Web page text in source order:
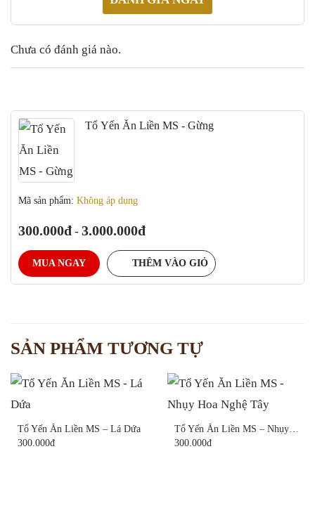
Chưa có đánh giá nào.
Tổ Yến Ăn Liền MS - Gừng
Mã sản phẩm: Không áp dụng
300.000 - 3.000.000
MUA NGAY THÊM VÀO GIỎ
SẢN PHẨM TƯƠNG TỰ
Tổ Yến Ăn Liền MS – Lá Dứa
300.000
Tổ Yến Ăn Liền MS – Nhụy Hoa Nghệ Tây
300.000